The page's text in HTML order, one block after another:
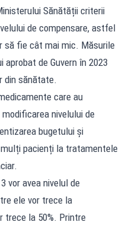
Sănătății criterii
de compensare, astfel
să fie cât mai mic. Măsurile
de Guvern în 2023
din sănătate.
care au
nivelului de
bugetului și
pacienți la tratamentele
vor avea nivelul de
ele vor trece la
trece la 50%. Printre